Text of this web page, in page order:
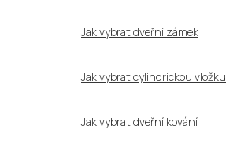
Jak vybrat dveřní zámek
Jak vybrat cylindrickou vložku
Jak vybrat dveřní kování